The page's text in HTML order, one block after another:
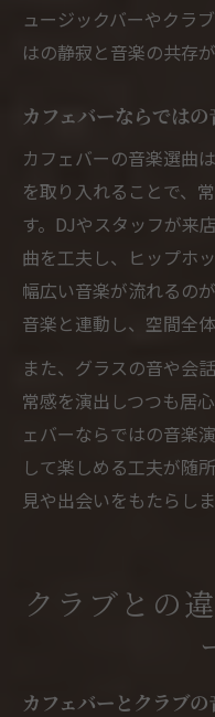
ュージックバーやクラ
はの静寂と音楽の共存
カフェバーならでは
カフェバーの音楽選曲
を取り入れることで、
す。DJやスタッフが来
曲を工夫し、ヒップホ
幅広い音楽が流れるの
音楽と連動し、空間全
また、グラスの音や会
常感を演出しつつも居
ェバーならではの音楽
して楽しめる工夫が随
見や出会いをもたらしま
クラブとの
カフェバーとクラブ